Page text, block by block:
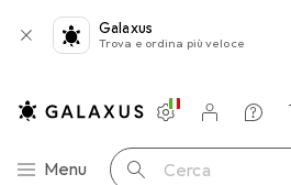
Galaxus
Trova e ordina più veloce
Categoria Navigazione
Menu Cerca
Impostazioni
Conto cliente
Liste di confronto
Liste dei desideri
Carrello